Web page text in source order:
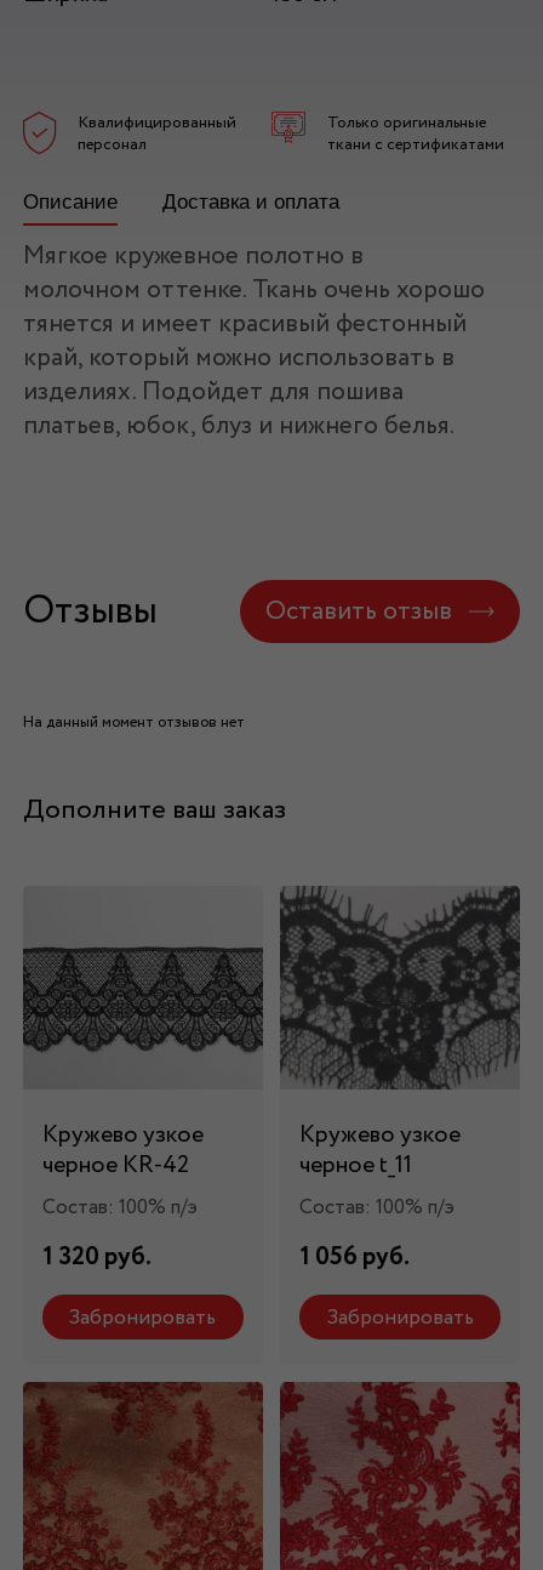
Квалифицированный
персонал
Только оригинальные
ткани с сертификатами
Описание Доставка и оплата
Мягкое кружевное полотно в
молочном оттенке. Ткань очень хорошо
тянется и имеет красивый фестонный
край, который можно использовать в
изделиях. Подойдет для пошива
платьев, юбок, блуз и нижнего белья.
Отзывы Оставить отзыв
На данный момент отзывов нет
Дополните ваш заказ
Кружево узкое
черное KR-42
Состав: 100% п/э
1 320 руб.
Забронировать
Кружево узкое
черное t_11
Состав: 100% п/э
1 056 руб.
Забронировать